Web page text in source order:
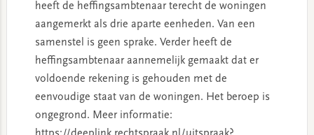
heeft de heffingsambtenaar terecht de woningen
aangemerkt als drie aparte eenheden. Van een
samenstel is geen sprake. Verder heeft de
heffingsambtenaar aannemelijk gemaakt dat er
voldoende rekening is gehouden met de
eenvoudige staat van de woningen. Het beroep is
ongegrond. Meer informatie: